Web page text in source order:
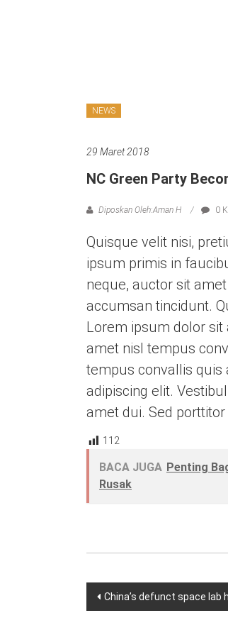
NEWS
29 Maret 2018
NC Green Party
Diposkan Oleh:Aman H 0
Quisque velit nisi,
ipsum primis in
neque, auctor sit
accumsan tincidunt.
Lorem ipsum dolor sit
amet nisl tempus
tempus convallis quis
adipiscing elit.
amet dui. Sed
112
BACA JUGA Penting
Rusak
Navigasi
pos
China’s defunct space lab